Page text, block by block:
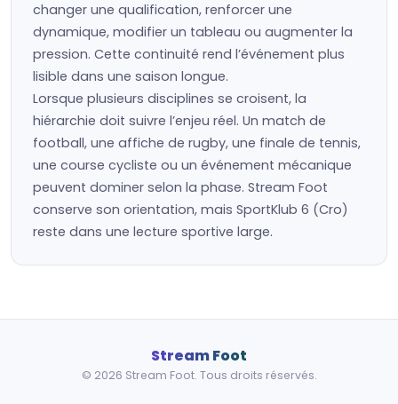
changer une qualification, renforcer une
dynamique, modifier un tableau ou augmenter la
pression. Cette continuité rend l’événement plus
lisible dans une saison longue.
Lorsque plusieurs disciplines se croisent, la
hiérarchie doit suivre l’enjeu réel. Un match de
football, une affiche de rugby, une finale de tennis,
une course cycliste ou un événement mécanique
peuvent dominer selon la phase. Stream Foot
conserve son orientation, mais SportKlub 6 (Cro)
reste dans une lecture sportive large.
Stream Foot
© 2026 Stream Foot. Tous droits réservés.